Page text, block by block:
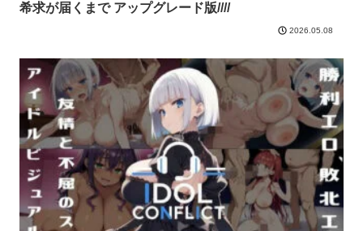
希求が届くまで アップグレード版////
2026.05.08